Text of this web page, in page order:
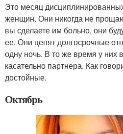
Это месяц
женщин. Они никогда не
вы сделаете им больно, они
ее. Они ценят долгосрочные
одну ночь. В то же время у них
касательно партнера. Как
достойные.
Октябрь